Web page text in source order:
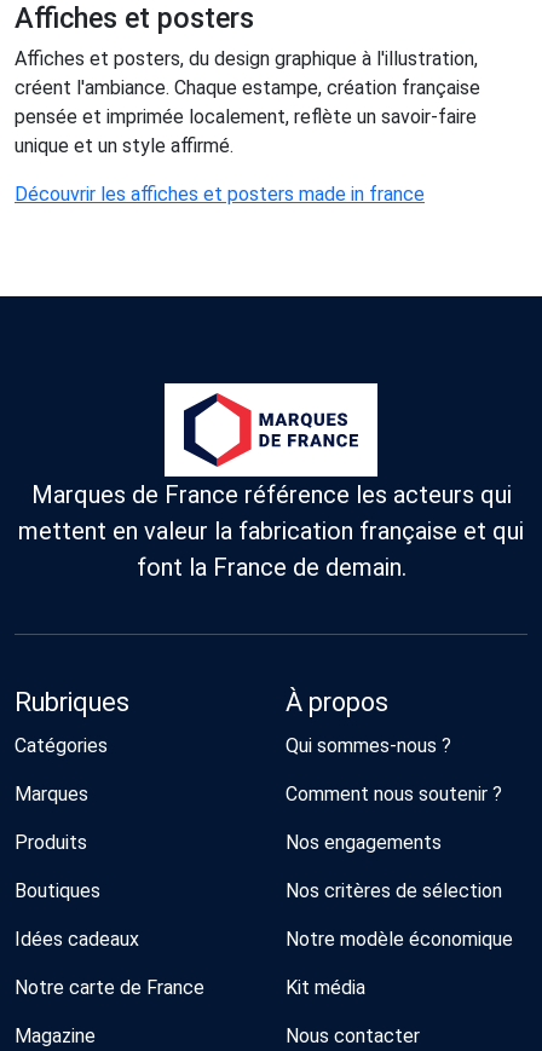
Affiches et posters
Affiches et posters, du design graphique à l'illustration,
créent l'ambiance. Chaque estampe, création française
pensée et imprimée localement, reflète un savoir-faire
unique et un style affirmé.
Découvrir les affiches et posters made in france
Marques de France référence les acteurs qui
mettent en valeur la fabrication française et qui
font la France de demain.
Rubriques
Catégories
Marques
Produits
Boutiques
Idées cadeaux
Notre carte de France
Magazine
À propos
Qui sommes-nous ?
Comment nous soutenir ?
Nos engagements
Nos critères de sélection
Notre modèle économique
Kit média
Nous contacter